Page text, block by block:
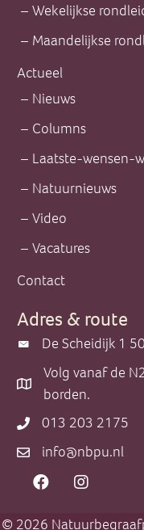
Wekelijkse
Maandelijkse
Actueel
Nieuws
Columns
Laatste-wensen-
Natuurnieuws
Video
Vacatures
Contact
Adres & route
De Scheidijk 1 5085
De Scheidijk 1
Volg vanaf de N269
Volg vanaf de
borden.
013 203 2175
013 203 2175
info@nbpu.nl
info@nbpu.nl
© 2026